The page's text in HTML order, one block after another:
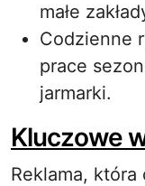
małe
Codzienne
prace
jarmarki.
Kluczowe
Reklama,